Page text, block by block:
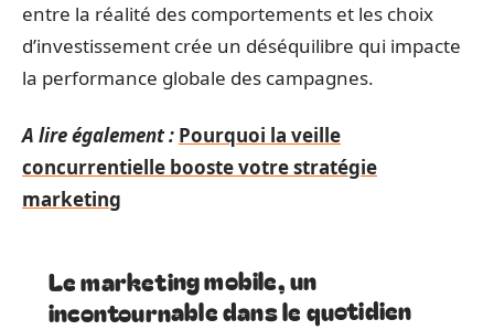
entre la réalité des comportements et les choix
d’investissement crée un déséquilibre qui impacte
la performance globale des campagnes.
A lire également : Pourquoi la veille
concurrentielle booste votre stratégie
marketing
Le marketing mobile, un
incontournable dans le quotidien